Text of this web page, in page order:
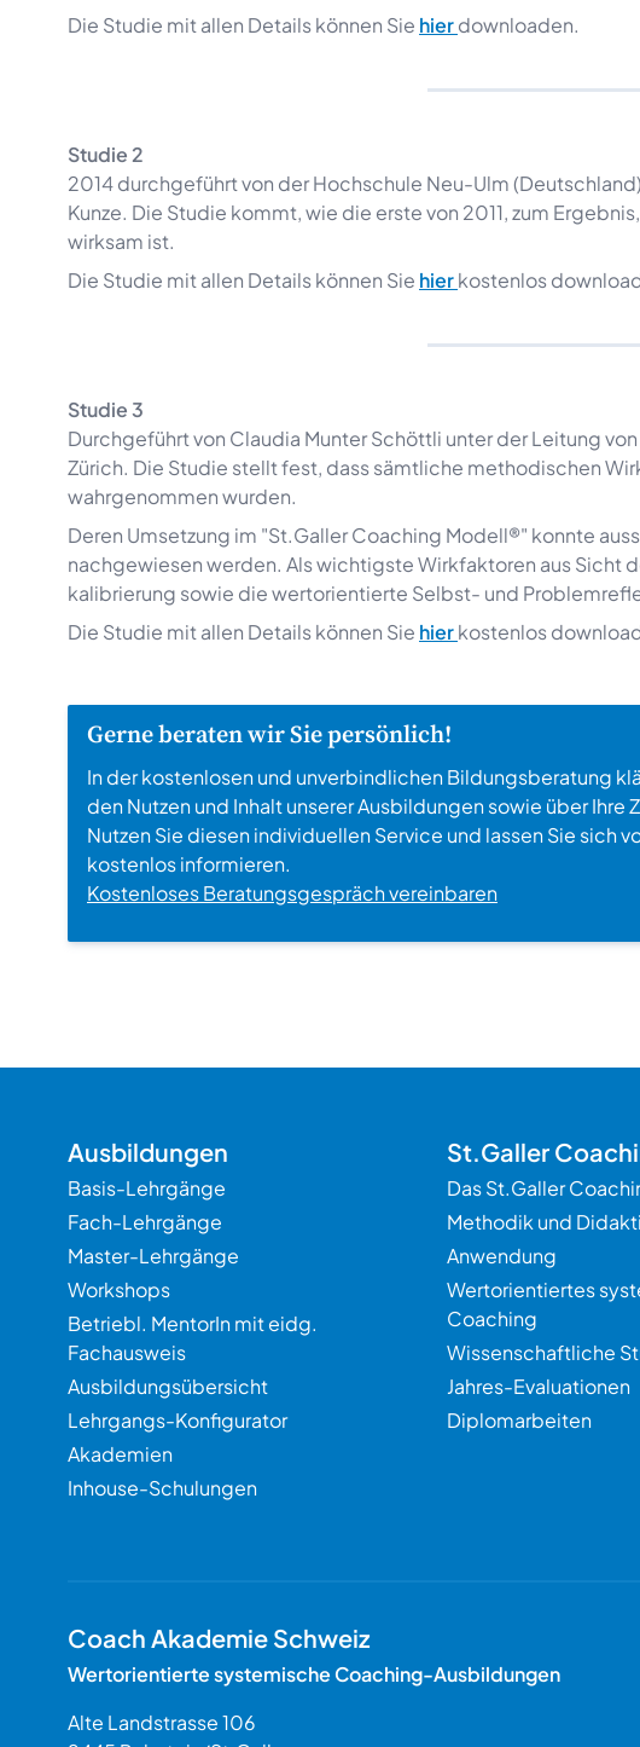
Die Studie mit allen Details können Sie hierdownloaden.
Studie 2
2014 durchgeführt von der Hochschule Neu-Ulm
Kunze. Die Studie kommt, wie die erste von 2011, zum
wirksam ist.
Die Studie mit allen Details können Sie hierkostenlos
Studie 3
Durchgeführt von Claudia Munter Schöttli unter der Leitung
Zürich. Die Studie stellt fest, dass sämtliche methodischen
wahrgenommen wurden.
Deren Umsetzung im "St.Galler Coaching Modell®" konnte
nachgewiesen werden. Als wichtigste Wirkfaktoren aus Sicht
kalibrierung sowie die wertorientierte Selbst- und
Die Studie mit allen Details können Sie hierkostenlos
Gerne beraten wir Sie persönlich!
In der kostenlosen und unverbindlichen Bildungsberatung
den Nutzen und Inhalt unserer Ausbildungen sowie über
Nutzen Sie diesen individuellen Service und lassen Sie sich
kostenlos informieren.
Kostenloses Beratungsgespräch vereinbaren
Ausbildungen
Basis-Lehrgänge
Fach-Lehrgänge
Master-Lehrgänge
Workshops
Betriebl. MentorIn mit eidg.
Fachausweis
Ausbildungsübersicht
Lehrgangs-Konfigurator
Akademien
Inhouse-Schulungen
St.Galler
Das St.Galler
Methodik und
Anwendung
Wertorientiertes
Coaching
Wissenschaftliche
Jahres-Evaluationen
Diplomarbeiten
Coach Akademie Schweiz
Wertorientierte systemische Coaching-Ausbildungen
Alte Landstrasse 106